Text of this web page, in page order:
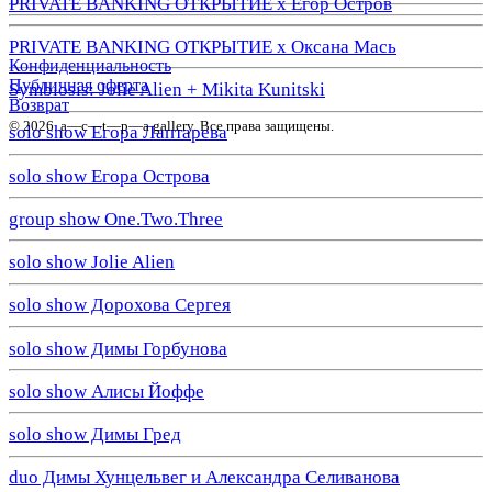
PRIVATE BANKING ОТКРЫТИЕ х Оксана Мась
Symbiosis: Jolie Alien + Mikita Kunitski
solo show Егора Лаптарева
solo show Егора Острова
group show One.Two.Three
solo show Jolie Alien
solo show Дорохова Сергея
solo show Димы Горбунова
solo show Алисы Йоффе
solo show Димы Гред
duo Димы Хунцельвег и Александра Селиванова
Конфиденциальность
Публичная оферта
Возврат
© 2026. a—с—t—р—a gallery. Все права защищены.